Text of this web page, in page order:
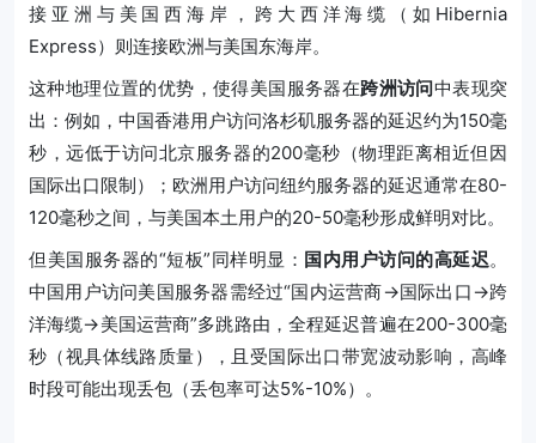
接亚洲与美国西海岸，跨大西洋海缆（如Hibernia
Express）则连接欧洲与美国东海岸。
这种地理位置的优势，使得美国服务器在跨洲访问中表现突
出：例如，中国香港用户访问洛杉矶服务器的延迟约为150毫
秒，远低于访问北京服务器的200毫秒（物理距离相近但因
国际出口限制）；欧洲用户访问纽约服务器的延迟通常在80-
120毫秒之间，与美国本土用户的20-50毫秒形成鲜明对比。
但美国服务器的“短板”同样明显： 国内用户访问的高延迟。
中国用户访问美国服务器需经过“国内运营商→国际出口→跨
洋海缆→美国运营商”多跳路由，全程延迟普遍在200-300毫
秒（视具体线路质量），且受国际出口带宽波动影响，高峰
时段可能出现丢包（丢包率可达5%-10%）。